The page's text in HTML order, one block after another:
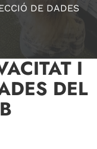
DE DADES
I
DEL